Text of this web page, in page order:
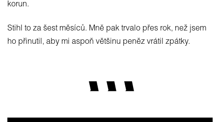
korun.
Stihl to za šest měsíců. Mně pak trvalo přes rok, než jsem
ho přinutil, aby mi aspoň většinu peněz vrátil zpátky.